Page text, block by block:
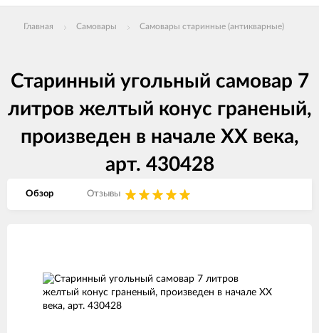
Главная Самовары Самовары старинные (антикварные)
Старинный угольный самовар 7
литров желтый конус граненый,
произведен в начале XX века,
арт. 430428
Обзор Отзывы